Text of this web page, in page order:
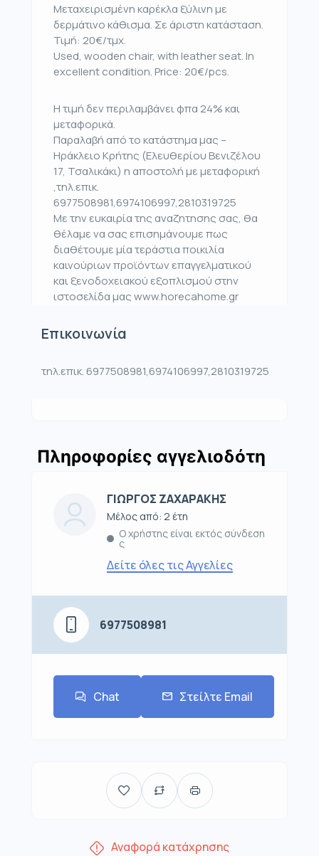
Μεταχειρισμένη καρέκλα ξύλινη με
δερμάτινο κάθισμα. Σε άριστη κατάσταση.
Τιμή: 20€/τμχ.
Used, wooden chair, with leather seat. In
excellent condition. Price: 20€/pcs.
Η τιμή δεν περιλαμβάνει φπα 24% και
μεταφορικά.
Παραλαβή από το κατάστημα μας –
Ηράκλειο Κρήτης (Ελευθερίου Βενιζέλου
17, Τσαλικάκι) η αποστολή με μεταφορική
,τηλ.επικ.
6977508981,6974106997,2810319725
Με την ευκαιρία της αναζητησης σας, θα
θέλαμε να σας επισημάνουμε πως
διαθέτουμε μία τεράστια ποικιλία
καινούριων προϊόντων επαγγελματικού
και ξενοδοχειακού εξοπλισμού στην
ιστοσελίδα μας www.horecahome.gr
Επικοινωνία
τηλ.επικ. 6977508981,6974106997,2810319725
Πληροφορίες αγγελιοδότη
ΓΙΩΡΓΟΣ ΖΑΧΑΡΑΚΗΣ
Μέλος από: 2 έτη
Ο χρήστης είναι εκτός σύνδεση
ς
Δείτε όλες τις Αγγελίες
6977508981
Chat Στείλτε Email
Αναφορά κατάχρησης